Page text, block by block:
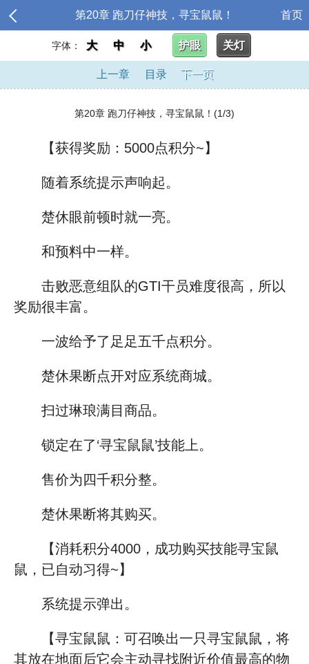
第20章 跑刀仔神技，寻宝鼠鼠！ 首页
字体： 大 中 小 护眼 关灯
上一章 目录 下一页
第20章 跑刀仔神技，寻宝鼠鼠！(1/3)
【获得奖励：5000点积分~】
随着系统提示声响起。
楚休眼前顿时就一亮。
和预料中一样。
击败恶意组队的GTI干员难度很高，所以
奖励很丰富。
一波给予了足足五千点积分。
楚休果断点开对应系统商城。
扫过琳琅满目商品。
锁定在了‘寻宝鼠鼠’技能上。
售价为四千积分整。
楚休果断将其购买。
【消耗积分4000，成功购买技能寻宝鼠
鼠，已自动习得~】
系统提示弹出。
【寻宝鼠鼠：可召唤出一只寻宝鼠鼠，将
其放在地面后它会主动寻找附近价值最高的物